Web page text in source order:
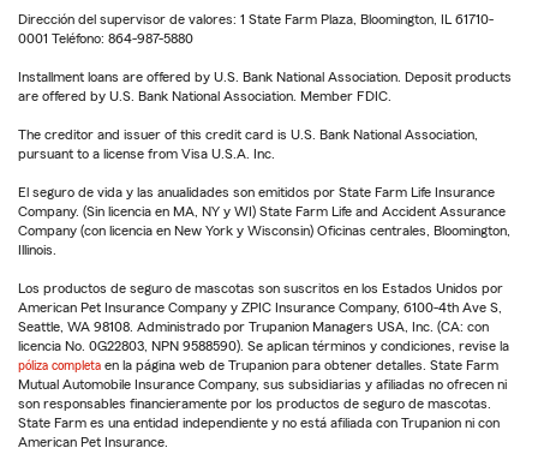
Dirección del supervisor de valores: 1 State Farm Plaza, Bloomington, IL 61710-
0001 Teléfono: 864-987-5880
Installment loans are offered by U.S. Bank National Association. Deposit products
are offered by U.S. Bank National Association. Member FDIC.
The creditor and issuer of this credit card is U.S. Bank National Association,
pursuant to a license from Visa U.S.A. Inc.
El seguro de vida y las anualidades son emitidos por State Farm Life Insurance
Company. (Sin licencia en MA, NY y WI) State Farm Life and Accident Assurance
Company (con licencia en New York y Wisconsin) Oficinas centrales, Bloomington,
Illinois.
Los productos de seguro de mascotas son suscritos en los Estados Unidos por
American Pet Insurance Company y ZPIC Insurance Company, 6100-4th Ave S,
Seattle, WA 98108. Administrado por Trupanion Managers USA, Inc. (CA: con
licencia No. 0G22803, NPN 9588590). Se aplican términos y condiciones, revise la
póliza completa en la página web de Trupanion para obtener detalles. State Farm
Mutual Automobile Insurance Company, sus subsidiarias y afiliadas no ofrecen ni
son responsables financieramente por los productos de seguro de mascotas.
State Farm es una entidad independiente y no está afiliada con Trupanion ni con
American Pet Insurance.